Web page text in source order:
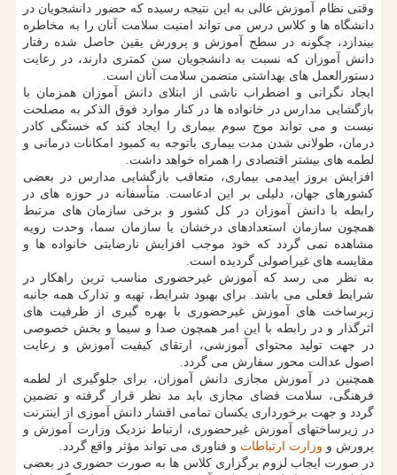
وقتی نظام آموزش عالی به این نتیجه رسیده که حضور دانشجویان در
دانشگاه ها و کلاس درس می تواند امنیت سلامت آنان را به مخاطره
بیندازد، چگونه در سطح آموزش و پرورش یقین حاصل شده رفتار
دانش آموزان که نسبت به دانشجویان سن کمتری دارند، در رعایت
دستورالعمل های بهداشتی متضمن سلامت آنان است.
ایجاد نگرانی و اضطراب ناشی از ابتلای دانش آموزان همزمان با
بازگشایی مدارس در خانواده ها در کنار موارد فوق الذکر به مصلحت
نیست و می تواند موج سوم بیماری را ایجاد کند که خستگی کادر
درمان، طولانی شدن مدت بیماری باتوجه به کمبود امکانات درمانی و
لطمه های بیشتر اقتصادی را همراه خواهد داشت.
افزایش بروز اپیدمی بیماری، متعاقب بازگشایی مدارس در بعضی
کشورهای جهان، دلیلی بر این ادعاست. متأسفانه در حوزه های در
رابطه با دانش آموزان در کل کشور و برخی سازمان های مرتبط
همچون سازمان استعدادهای درخشان یا سازمان سما، وحدت رویه
مشاهده نمی گردد که خود موجب افزایش نارضایتی خانواده ها و
مقایسه های غیراصولی گردیده است.
به نظر می رسد که آموزش غیرحضوری مناسب ترین راهکار در
شرایط فعلی می باشد. برای بهبود شرایط، تهیه و تدارک همه جانبه
زیرساخت های آموزش غیرحضوری با بهره گیری از ظرفیت های
اثرگذار و در رابطه با این امر همچون صدا و سیما و بخش خصوصی
در جهت تولید محتوای آموزشی، ارتقای کیفیت آموزش و رعایت
اصول عدالت محور سفارش می گردد.
همچنین در آموزش مجازی دانش آموزان، برای جلوگیری از لطمه
فرهنگی، سلامت فضای مجازی باید مد نظر قرار گرفته و تضمین
گردد و جهت برخورداری یکسان تمامی اقشار دانش آموزی از اینترنت
در زیرساختهای آموزش غیرحضوری، ارتباط نزدیک وزارت آموزش و
پرورش و وزارت ارتباطات و فناوری می تواند مؤثر واقع گردد.
در صورت ایجاب لزوم برگزاری کلاس ها به صورت حضوری در بعضی